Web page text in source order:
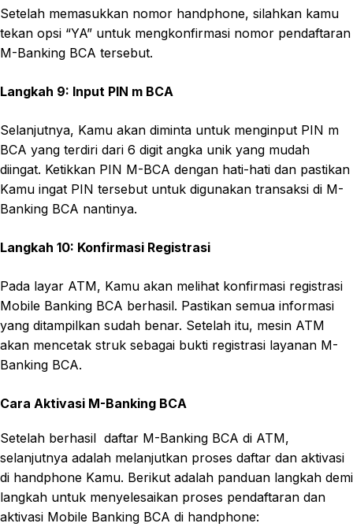
Setelah memasukkan nomor handphone, silahkan kamu
tekan opsi “YA” untuk mengkonfirmasi nomor pendaftaran
M-Banking BCA tersebut.
Langkah 9: Input PIN m BCA
Selanjutnya, Kamu akan diminta untuk menginput PIN m
BCA yang terdiri dari 6 digit angka unik yang mudah
diingat. Ketikkan PIN M-BCA dengan hati-hati dan pastikan
Kamu ingat PIN tersebut untuk digunakan transaksi di M-
Banking BCA nantinya.
Langkah 10: Konfirmasi Registrasi
Pada layar ATM, Kamu akan melihat konfirmasi registrasi
Mobile Banking BCA berhasil. Pastikan semua informasi
yang ditampilkan sudah benar. Setelah itu, mesin ATM
akan mencetak struk sebagai bukti registrasi layanan M-
Banking BCA.
Cara Aktivasi M-Banking BCA
Setelah berhasil daftar M-Banking BCA di ATM,
selanjutnya adalah melanjutkan proses daftar dan aktivasi
di handphone Kamu. Berikut adalah panduan langkah demi
langkah untuk menyelesaikan proses pendaftaran dan
aktivasi Mobile Banking BCA di handphone: